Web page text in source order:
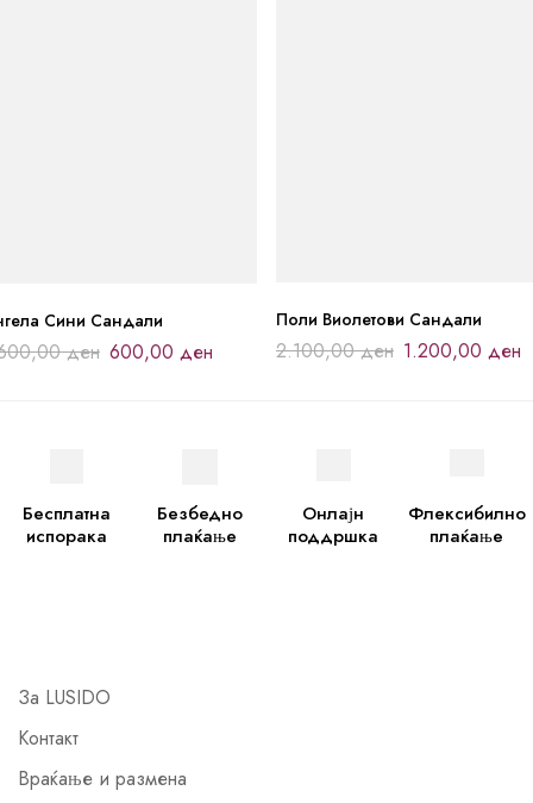
Сини Сандали
ден 600,00 ден
Поли Виолетови Сандали
2.100,00ден 1.200,00 ден
Бесплатна
испорака
Безбедно
плаќање
Онлајн
поддршка
Флексибилно
плаќање
За LUSIDO
Контакт
Враќање и размена